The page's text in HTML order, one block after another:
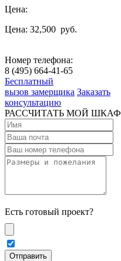
Цена:
Цена: 32,500 руб.
Номер телефона:
8 (495) 664-41-65
Бесплатный
вызов замерщика Заказать
консультацию
РАССЧИТАТЬ МОЙ ШКАФ
Есть готовый проект?